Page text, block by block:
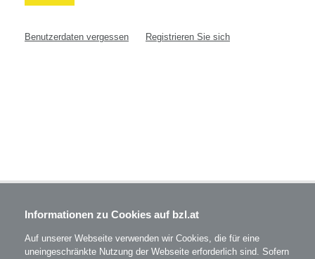
Benutzerdaten vergessen Registrieren Sie sich
BZL - Bildungszentrum Lenzing GmbH
Im Grüntal 2
T: 07672 701-3531
office@bzl.at
Informationen zu Cookies auf bzl.at
Auf unserer Webseite verwenden wir Cookies, die für eine
uneingeschränkte Nutzung der Webseite erforderlich sind. Sofern